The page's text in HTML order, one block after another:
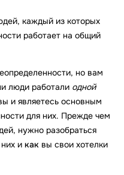
каждый из которых
работает на общий
но вам
люди работали одной
и являетесь основным
для них. Прежде чем
нужно разобраться
и как вы свои хотелки